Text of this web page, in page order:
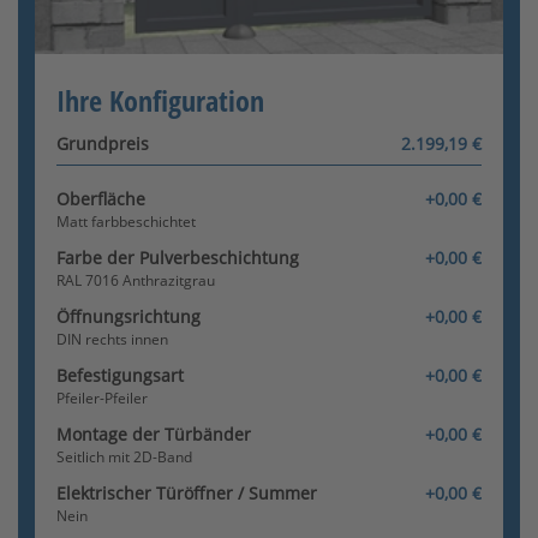
Ihre Konfiguration
Grundpreis 2.199,19 €
Oberfläche +0,00 €
Matt farbbeschichtet
Farbe der Pulverbeschichtung +0,00 €
RAL 7016 Anthrazitgrau
Öffnungsrichtung +0,00 €
DIN rechts innen
Befestigungsart +0,00 €
Pfeiler-Pfeiler
Montage der Türbänder +0,00 €
Seitlich mit 2D-Band
Elektrischer Türöffner / Summer +0,00 €
Nein
Konfigurator wird geladen